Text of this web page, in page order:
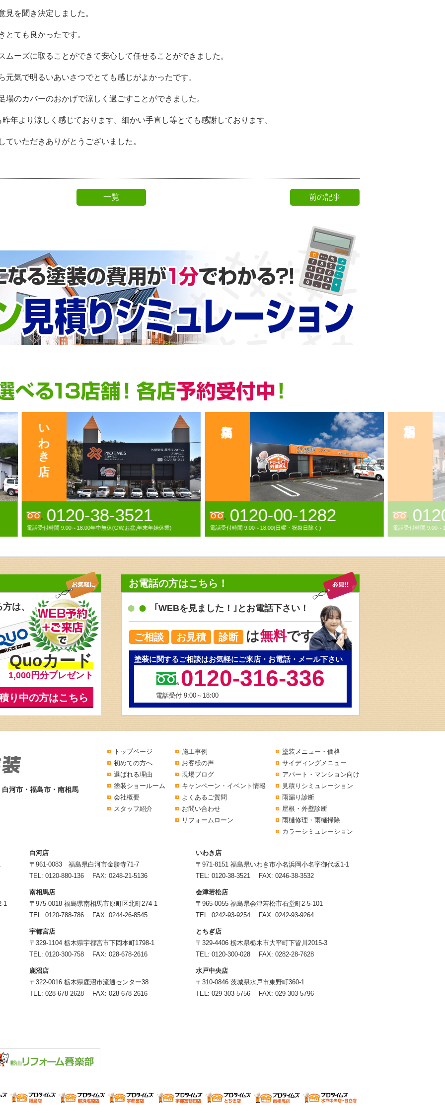
見を聞き決定しました。
とても良かったです。
ーズに取ることができて安心して任せることができました。
気で明るいあいさつでとても感じがよかったです。
のカバーのおかげで涼しく過ごすことができました。
年より涼しく感じております。細かい手直し等とても感謝しております。
いただきありがとうございました。
一覧 前の記事
0120-00-1282
電話受付時間 9:00～18:00(日曜・祝祭日除く)
0120-788-786
電話受付時間 9:00～18:00年中無休(GW,お盆,年末年始休業) 電話受付時間 9:00
は、
Quoカード
1,000円分プレゼント
り中の方はこちら
お電話の方はこちら！
｢WEBを見ました！｣と お電話下さい！
ご相談 お見積 診断 は無料です
塗装に関するご相談はお気軽にご来店・お電話・メール下さい
0120-316-336
電話受付 9:00～18:00
河市・福島市・南相馬
トップページ
初めての方へ
選ばれる理由
塗装ショールーム
会社概要
スタッフ紹介
施工事例
お客様の声
現場ブログ
キャンペーン・イベント情報
よくあるご質問
お問い合わせ
リフォームローン
塗装メニュー・価格
サイディングメニュー
アパート・マンション向け
見積りシミュレーション
雨漏り診断
屋根・外壁診断
雨樋修理・雨樋掃除
カラーシミュレーション
白河店
〒961-0083 福島県白河市金勝寺71-7
TEL: 0120-880-136 FAX: 0248-21-5136
いわき店
〒971-8151 福島県いわき市小名浜岡小名字御代坂1-1
TEL: 0120-38-3521 FAX: 0246-38-3532
1
南相馬店
〒975-0018 福島県南相馬市原町区北町274-1
TEL: 0120-788-786 FAX: 0244-26-8545
会津若松店
〒965-0055 福島県会津若松市石堂町2-5-101
TEL: 0242-93-9254 FAX: 0242-93-9264
宇都宮店
〒329-1104 栃木県宇都宮市下岡本町1798-1
TEL: 0120-300-758 FAX: 028-678-2616
とちぎ店
〒329-4406 栃木県栃木市大平町下皆川2015-3
TEL: 0120-300-028 FAX: 0282-28-7628
鹿沼店
〒322-0016 栃木県鹿沼市流通センター38
TEL: 028-678-2628 FAX: 028-678-2616
水戸中央店
〒310-0846 茨城県水戸市東野町360-1
TEL: 029-303-5756 FAX: 029-303-5796